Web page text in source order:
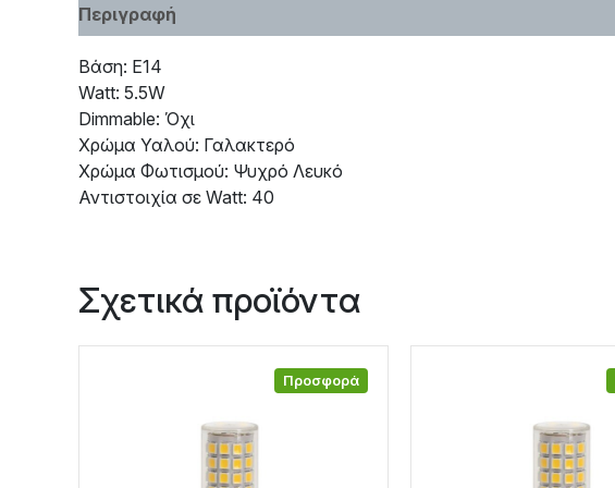
Περιγραφή
Βάση: E14
Watt: 5.5W
Dimmable: Όχι
Χρώμα Υαλού: Γαλακτερό
Χρώμα Φωτισμού: Ψυχρό Λευκό
Αντιστοιχία σε Watt: 40
Σχετικά προϊόντα
Προσφορά